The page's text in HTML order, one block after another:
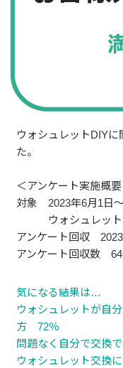
ウォシュレットDIY
た。
＜アンケート実施概
対象 2023年6月1日
ウォシュレット本
アンケート回収
アンケート回収数
気になる結果は…
ウォシュレットが自
方 72％
問題なく自分で交換
ウォシュレット交換